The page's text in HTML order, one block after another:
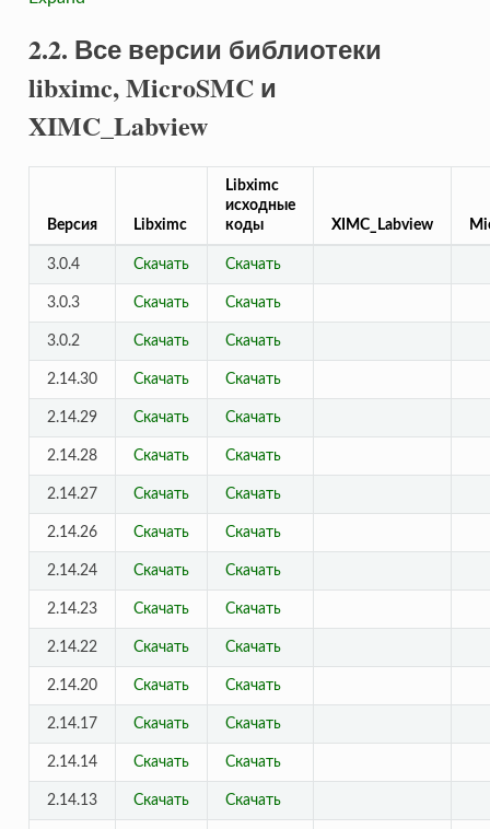
2.2. Все версии библиотеки
libximc, MicroSMC и
XIMC_Labview
Версия Libximc
Libximc
исходные
коды
XIMC_Labview
3.0.4 Скачать Скачать
3.0.3 Скачать Скачать
3.0.2 Скачать Скачать
2.14.30 Скачать Скачать
2.14.29 Скачать Скачать
2.14.28 Скачать Скачать
2.14.27 Скачать Скачать
2.14.26 Скачать Скачать
2.14.24 Скачать Скачать
2.14.23 Скачать Скачать
2.14.22 Скачать Скачать
2.14.20 Скачать Скачать
2.14.17 Скачать Скачать
2.14.14 Скачать Скачать
2.14.13 Скачать Скачать